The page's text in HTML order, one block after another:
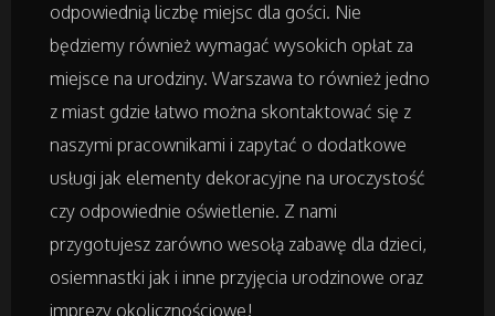
Handel Online
Biżuteria
Dla Dzieci
Meble
Wyposażenie Wnętrz
odpowiednią liczbę miejsc dla gości. Nie
będziemy również wymagać wysokich opłat za
miejsce na urodziny. Warszawa to również jedno
z miast gdzie łatwo można skontaktować się z
naszymi pracownikami i zapytać o dodatkowe
usługi jak elementy dekoracyjne na uroczystość
czy odpowiednie oświetlenie. Z nami
przygotujesz zarówno wesołą zabawę dla dzieci,
osiemnastki jak i inne przyjęcia urodzinowe oraz
imprezy okolicznościowe!